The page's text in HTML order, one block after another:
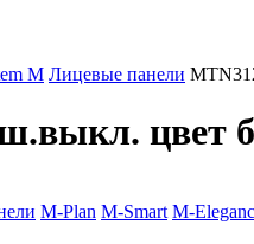
M Лицевые панели
цвет
M-Plan M-Smart M-